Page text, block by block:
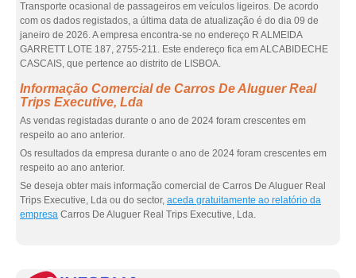
Transporte ocasional de passageiros em veículos ligeiros. De acordo
com os dados registados, a última data de atualização é do dia 09 de
janeiro de 2026. A empresa encontra-se no endereço R ALMEIDA
GARRETT LOTE 187, 2755-211. Este endereço fica em ALCABIDECHE
CASCAIS, que pertence ao distrito de LISBOA.
Informação Comercial de Carros De Aluguer Real
Trips Executive, Lda
As vendas registadas durante o ano de 2024 foram crescentes em
respeito ao ano anterior.
Os resultados da empresa durante o ano de 2024 foram crescentes em
respeito ao ano anterior.
Se deseja obter mais informação comercial de Carros De Aluguer Real
Trips Executive, Lda ou do sector, aceda gratuitamente ao relatório da
empresa Carros De Aluguer Real Trips Executive, Lda.